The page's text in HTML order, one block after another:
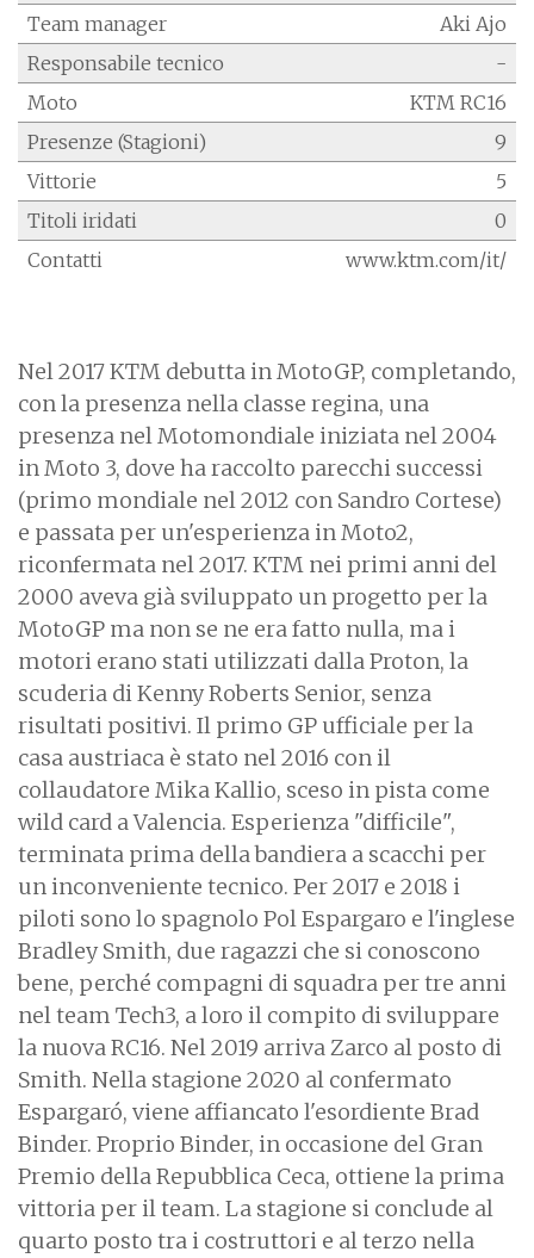
Team manager
Aki Ajo
Responsabile tecnico
-
Moto
KTM RC16
Presenze (Stagioni)
9
Vittorie
5
Titoli iridati
0
Contatti
www.ktm.com/it/
Nel 2017 KTM debutta in MotoGP, completando,
con la presenza nella classe regina, una
presenza nel Motomondiale iniziata nel 2004
in Moto 3, dove ha raccolto parecchi successi
(primo mondiale nel 2012 con Sandro Cortese)
e passata per un'esperienza in Moto2,
riconfermata nel 2017. KTM nei primi anni del
2000 aveva già sviluppato un progetto per la
MotoGP ma non se ne era fatto nulla, ma i
motori erano stati utilizzati dalla Proton, la
scuderia di Kenny Roberts Senior, senza
risultati positivi. Il primo GP ufficiale per la
casa austriaca è stato nel 2016 con il
collaudatore Mika Kallio, sceso in pista come
wild card a Valencia. Esperienza "difficile",
terminata prima della bandiera a scacchi per
un inconveniente tecnico. Per 2017 e 2018 i
piloti sono lo spagnolo Pol Espargaro e l'inglese
Bradley Smith, due ragazzi che si conoscono
bene, perché compagni di squadra per tre anni
nel team Tech3, a loro il compito di sviluppare
la nuova RC16. Nel 2019 arriva Zarco al posto di
Smith. Nella stagione 2020 al confermato
Espargaró, viene affiancato l'esordiente Brad
Binder. Proprio Binder, in occasione del Gran
Premio della Repubblica Ceca, ottiene la prima
vittoria per il team. La stagione si conclude al
quarto posto tra i costruttori e al terzo nella